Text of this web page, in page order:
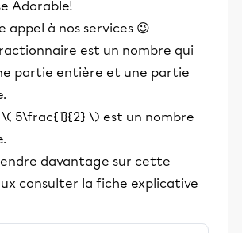
Adorable!
appel à nos services 😉
est un nombre qui
partie entière et une partie
\( 5\frac{1}{2} \) est un nombre
davantage sur cette
consulter la fiche explicative